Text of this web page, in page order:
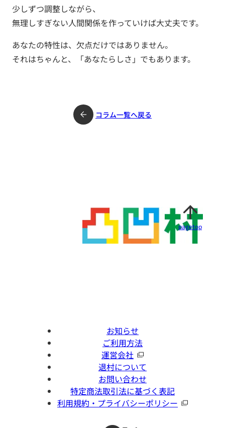
少しずつ調整しながら、
無理しすぎない人間関係を作っていけば大丈夫です。
あなたの特性は、欠点だけではありません。
それはちゃんと、「あなたらしさ」でもあります。
コラム一覧へ戻る
pagetop
お知らせ
ご利用方法
運営会社
退村について
お問い合わせ
特定商法取引法に基づく表記
利用規約・プライバシーポリシー